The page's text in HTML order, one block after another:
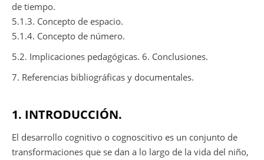
de tiempo.
5.1.3. Concepto de espacio.
5.1.4. Concepto de número.
5.2. Implicaciones pedagógicas. 6. Conclusiones.
7. Referencias bibliográficas y documentales.
1. INTRODUCCIÓN.
El desarrollo cognitivo o cognoscitivo es un conjunto de
transformaciones que se dan a lo largo de la vida del niño,